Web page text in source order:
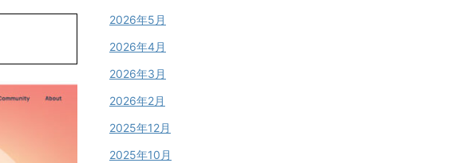
2026年5月
2026年4月
2026年3月
2026年2月
2025年12月
2025年10月